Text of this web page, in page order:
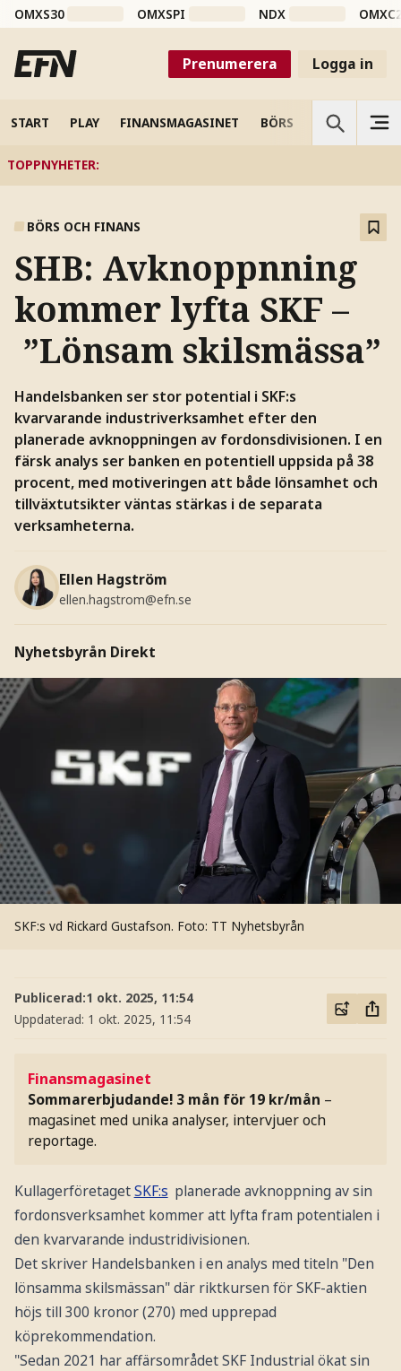
OMXS30 OMXSPI NDX
Prenumerera Logga in
START PLAY FINANSMAGASINET BÖRS VETENSKAP
TOPPNYHETER:
BÖRS OCH FINANS
SHB: Avknoppnning
kommer lyfta SKF –
”Lönsam skilsmässa”
Handelsbanken ser stor potential i SKF:s
kvarvarande industriverksamhet efter den
planerade avknoppningen av fordonsdivisionen. I en
färsk analys ser banken en potentiell uppsida på 38
procent, med motiveringen att både lönsamhet och
tillväxtutsikter väntas stärkas i de separata
verksamheterna.
Ellen Hagström
ellen.hagstrom@efn.se
Nyhetsbyrån Direkt
SKF:s vd Rickard Gustafson. Foto: TT Nyhetsbyrån
Publicerad:1 okt. 2025, 11:54
Uppdaterad: 1 okt. 2025, 11:54
Finansmagasinet
Sommarerbjudande! 3 mån för 19 kr/mån –
magasinet med unika analyser, intervjuer och
reportage.
KullagerföretagetSKF:s planerade avknoppning av sin
fordonsverksamhet kommer att lyfta fram potentialen i
den kvarvarande industridivisionen.
Det skriver Handelsbanken i en analys med titeln "Den
lönsamma skilsmässan" där riktkursen för SKF-aktien
höjs till 300 kronor (270) med upprepad
köprekommendation.
"Sedan 2021 har affärsområdet SKF Industrial ökat sin